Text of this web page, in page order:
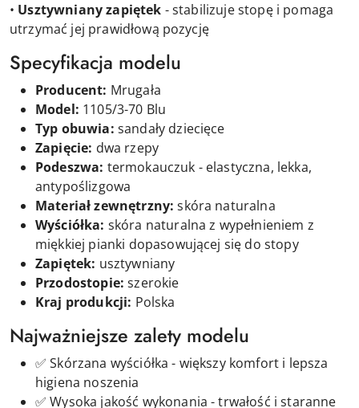
• Usztywniany zapiętek - stabilizuje stopę i pomaga
utrzymać jej prawidłową pozycję
Specyfikacja modelu
Producent: Mrugała
Model: 1105/3-70 Blu
Typ obuwia: sandały dziecięce
Zapięcie: dwa rzepy
Podeszwa: termokauczuk - elastyczna, lekka,
antypoślizgowa
Materiał zewnętrzny: skóra naturalna
Wyściółka: skóra naturalna z wypełnieniem z
miękkiej pianki dopasowującej się do stopy
Zapiętek: usztywniany
Przodostopie: szerokie
Kraj produkcji: Polska
Najważniejsze zalety modelu
✅ Skórzana wyściółka - większy komfort i lepsza
higiena noszenia
✅ Wysoka jakość wykonania - trwałość i staranne